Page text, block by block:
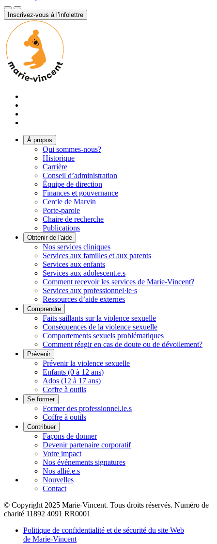
Inscrivez-vous à l’infolettre
À propos
Qui sommes-nous?
Historique
Carrière
Conseil d’administration
Équipe de direction
Finances et gouvernance
Cercle de Marvin
Porte-parole
Chaire de recherche
Publications
Obtenir de l'aide
Nos services cliniques
Services aux familles et aux parents
Services aux enfants
Services aux adolescent.e.s
Comment recevoir les services de Marie-Vincent?
Services aux professionnel·le·s
Ressources d’aide externes
Comprendre
Faits saillants sur la violence sexuelle
Conséquences de la violence sexuelle
Comportements sexuels problématiques
Comment réagir en cas de doute ou de dévoilement?
Prévenir
Prévenir la violence sexuelle
Enfants (0 à 12 ans)
Ados (12 à 17 ans)
Coffre à outils
Se former
Former des professionnel.le.s
Coffre à outils
Contribuer
Façons de donner
Devenir partenaire corporatif
Votre impact
Nos événements signatures
Nos allié.e.s
Nouvelles
Contact
© Copyright 2025 Marie-Vincent. Tous droits réservés. Numéro de
charité 11892 4091 RR0001
Politique de confidentialité et de sécurité du site Web
de Marie-Vincent